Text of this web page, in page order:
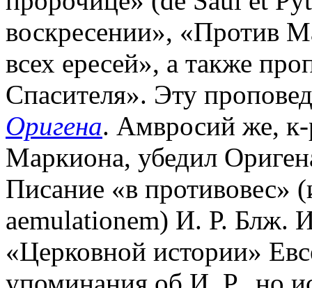
воскресении», «Против
всех ересей», а также
Спасителя». Эту
Оригена. Амвросий же, к-
Маркиона, убедил
Писание «в противовес»
aemulationem) И. Р. Блж.
«Церковной истории»